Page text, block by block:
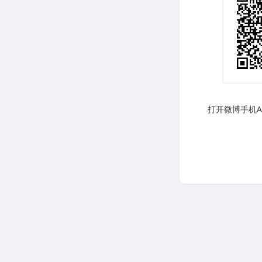
打开微博手机